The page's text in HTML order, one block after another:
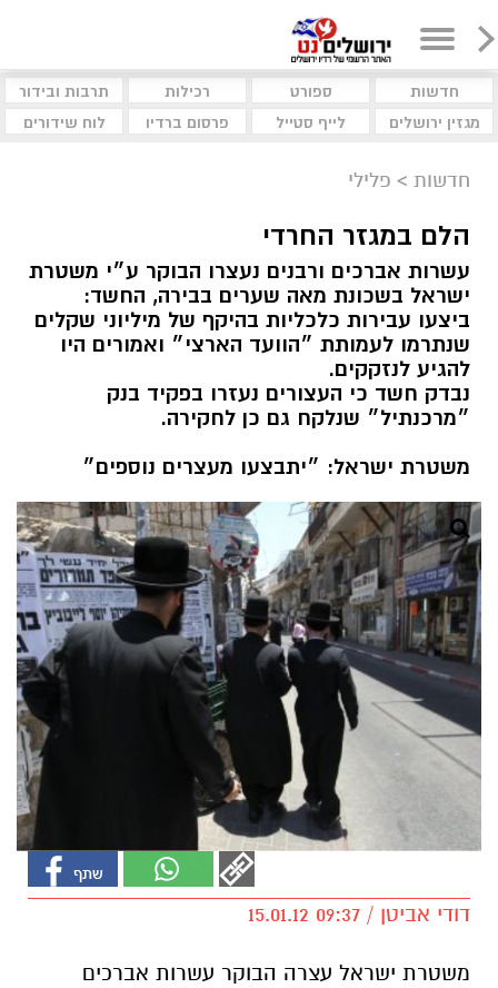
חדשות ספורט רכילות
תרבות ובידור
מגזין ירושלים
לייף סטייל פרסום ברדיו לוח שידורים
חדשות > פלילי
הלם במגזר החרדי
עשרות אברכים ורבנים נעצרו הבוקר ע״י משטרת
ישראל בשכונת מאה שערים בבירה, החשד:
ביצעו עבירות כלכליות בהיקף של מיליוני שקלים
שנתרמו לעמותת ״הוועד הארצי״ ואמורים היו
להגיע לנזקקים.
נבדק חשד כי העצורים נעזרו בפקיד בנק
״מרכנתיל״ שנלקח גם כן לחקירה.
משטרת ישראל: ״יתבצעו מעצרים נוספים״
דודי אביטן / 09:37 15.01.12
משטרת ישראל עצרה הבוקר עשרות אברכים